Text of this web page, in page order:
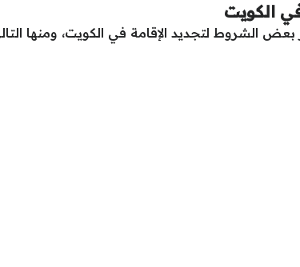
الكويت
الشروط لتجديد الإقامة في الكويت، ومنها